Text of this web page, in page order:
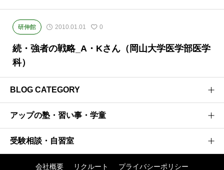
研伸館 2010.01.01 0
続・強者の戦略_A・Kさん（岡山大学医学部医学
科）
BLOG CATEGORY
医学部受験のプロがお届けする医学部受験情報ブログ
阪大神大 現役合格への軌跡
アップの塾・習い事・学童
研伸館高校生課程
受験相談・自習室
会社概要 リクルート プライバシーポリシー